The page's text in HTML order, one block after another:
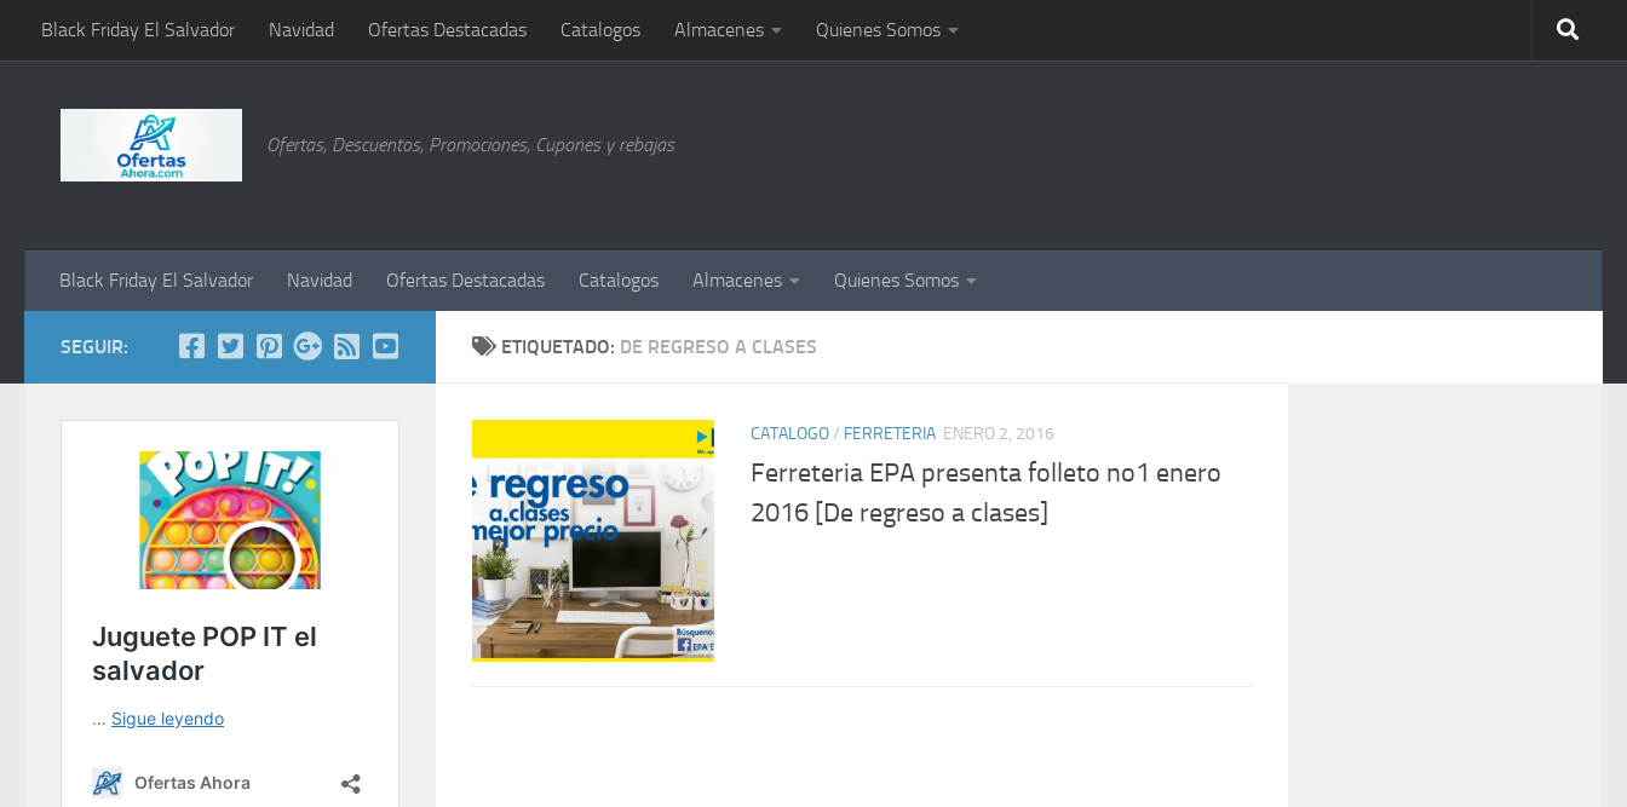
Saltar al contenido
Black Friday El Salvador Navidad Ofertas Destacadas Catalogos Almacenes Quienes Somos
Ofertas, Descuentos, Promociones, Cupones y rebajas
Black Friday El Salvador Navidad Ofertas Destacadas Catalogos Almacenes Quienes Somos
ETIQUETADO: DE REGRESO A CLASES
CATALOGO/ FERRETERIA ENERO 2, 2016
Ferreteria EPA presenta folleto no1 enero
2016 [De regreso a clases]
SEGUIR: